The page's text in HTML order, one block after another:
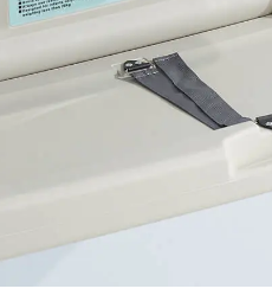
Catálogo